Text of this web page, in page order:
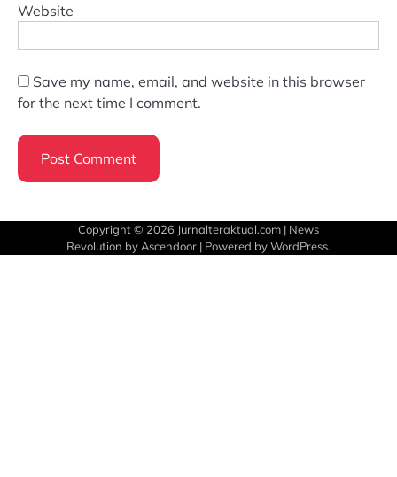
Website
Save my name, email, and website in this browser
for the next time I comment.
Copyright © 2026 Jurnalteraktual.com | News
Revolution by Ascendoor | Powered byWordPress.